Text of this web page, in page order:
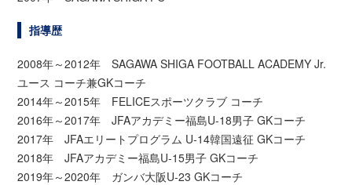
指導歴
2008年～2012年 SAGAWA SHIGA FOOTBALL ACADEMY Jr.
ユース コーチ兼GKコーチ
2014年～2015年 FELICEスポーツクラブ コーチ
2016年～2017年 JFAアカデミー福島U-18男子 GKコーチ
2017年 JFAエリートプログラム U-14韓国遠征 GKコーチ
2018年 JFAアカデミー福島U-15男子 GKコーチ
2019年～2020年 ガンバ大阪U-23 GKコーチ